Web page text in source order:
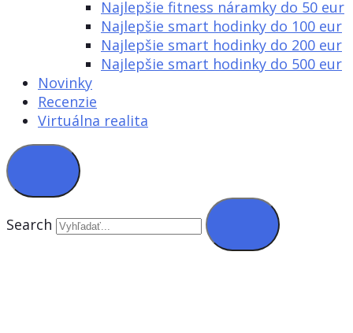
Najlepšie fitness náramky do 50 eur
Najlepšie smart hodinky do 100 eur
Najlepšie smart hodinky do 200 eur
Najlepšie smart hodinky do 500 eur
Novinky
Recenzie
Virtuálna realita
Search